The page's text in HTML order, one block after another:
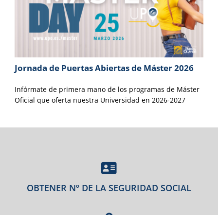
Jornada de Puertas Abiertas de Máster 2026
Infórmate de primera mano de los programas de Máster
Oficial que oferta nuestra Universidad en 2026-2027
OBTENER Nº DE LA SEGURIDAD SOCIAL